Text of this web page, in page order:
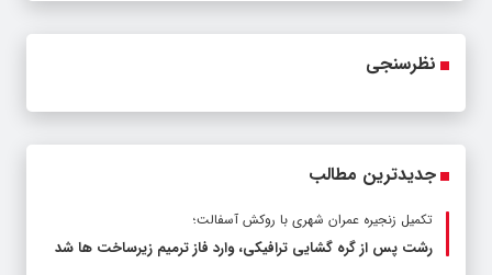
نظرسنجی
جدیدترین مطالب
تکمیل زنجیره عمران شهری با روکش آسفالت؛
رشت پس از گره گشایی ترافیکی، وارد فاز ترمیم زیرساخت ها شد